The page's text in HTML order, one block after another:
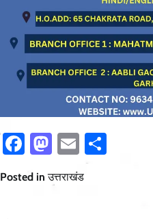
Facebook
Mastodon
Email
Posted inउत्तराखंड